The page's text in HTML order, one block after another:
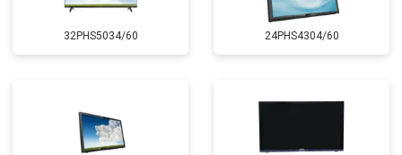
32PHS5034/60 24PHS4304/60